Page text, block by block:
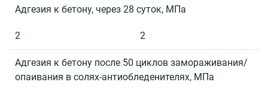
Адгезия к бетону, через 28 суток, МПа
2 2
Адгезия к бетону после 50 циклов замораживания/
опаивания в солях-антиобледенителях, МПа